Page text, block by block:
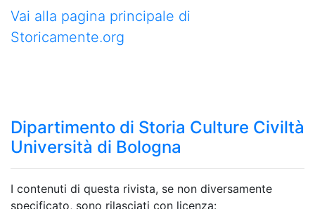
Vai alla pagina principale di
Storicamente.org
Dipartimento di Storia Culture Civiltà
Università di Bologna
I contenuti di questa rivista, se non diversamente
specificato, sono rilasciati con licenza: